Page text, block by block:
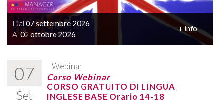
Dal 07 settembre 2026
Al02 ottobre 2026
+ info
07
Set
Webinar
Corso Webinar
CORSO GRATUITO DI LINGUA
INGLESE BASE Orario 14-18